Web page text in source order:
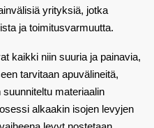
yrityksiä, jotka
ja toimitusvarmuutta.
kaikki niin suuria ja painavia,
tarvitaan apuvälineitä,
materiaalin
alkaakin isojen levyjen